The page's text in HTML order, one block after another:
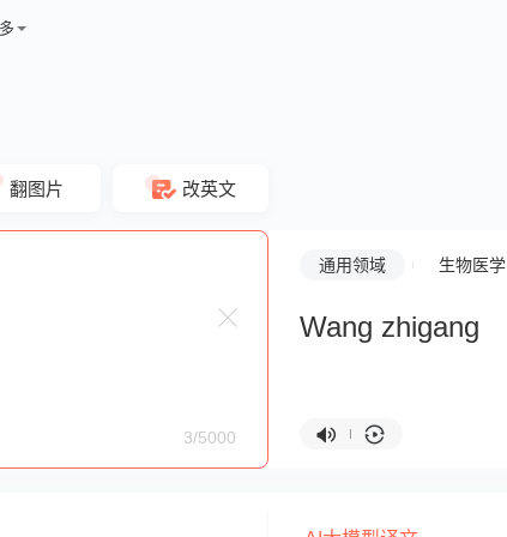
翻图片 改英文
3/5000
通用领域 生物医学
Wang zhigang